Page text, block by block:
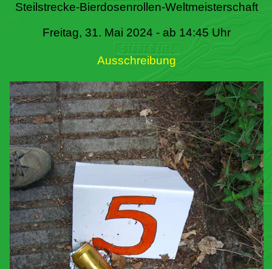
Literatur
Termine
Steilstrecke-Bierdosenrollen-Weltmeisterschaft
Freitag, 31. Mai 2024 - ab 14:45 Uhr
Ausschreibung